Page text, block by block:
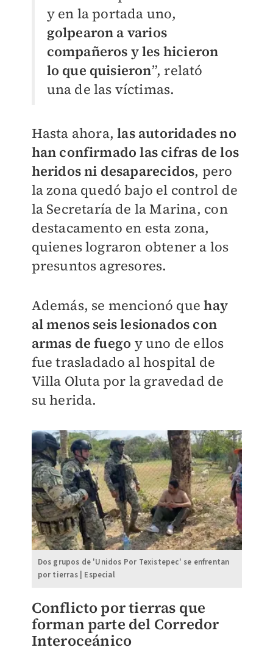
y en la portada uno,
golpearon a varios
compañeros y les hicieron
lo que quisieron”, relató
una de las víctimas.
Hasta ahora,las autoridades no
han confirmado las cifras de los
heridos ni desaparecidos, pero
la zona quedó bajo el control de
la Secretaría de la Marina, con
destacamento en esta zona,
quienes lograron obtener a los
presuntos agresores.
Además, se mencionó quehay
al menos seis lesionados con
armas de fuego y uno de ellos
fue trasladado al hospital de
Villa Oluta por la gravedad de
su herida.
Dos grupos de 'Unidos Por Texistepec' se enfrentan
por tierras | Especial
Conflicto por tierras que
forman parte del Corredor
Interoceánico